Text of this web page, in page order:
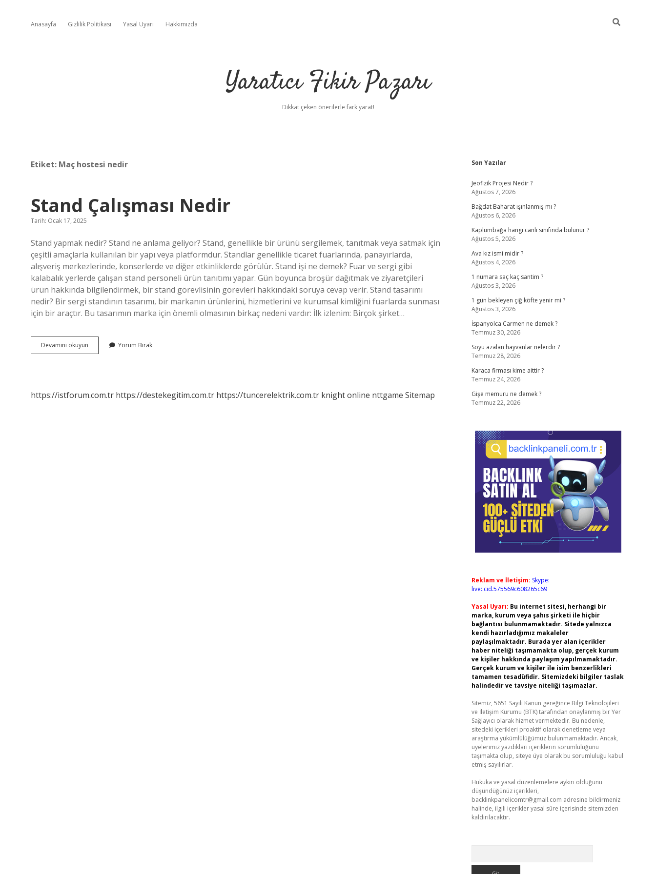
Anasayfa Gizlilik Politikası Yasal Uyarı Hakkımızda
Yaratıcı Fikir Pazarı
Dikkat çeken önerilerle fark yarat!
Etiket: Maç hostesi nedir
Stand Çalışması Nedir
Tarih: Ocak 17, 2025
Stand yapmak nedir? Stand ne anlama geliyor? Stand, genellikle bir ürünü sergilemek, tanıtmak veya satmak için
çeşitli amaçlarla kullanılan bir yapı veya platformdur. Standlar genellikle ticaret fuarlarında, panayırlarda,
alışveriş merkezlerinde, konserlerde ve diğer etkinliklerde görülür. Stand işi ne demek? Fuar ve sergi gibi
kalabalık yerlerde çalışan stand personeli ürün tanıtımı yapar. Gün boyunca broşür dağıtmak ve ziyaretçileri
ürün hakkında bilgilendirmek, bir stand görevlisinin görevleri hakkındaki soruya cevap verir. Stand tasarımı
nedir? Bir sergi standının tasarımı, bir markanın ürünlerini, hizmetlerini ve kurumsal kimliğini fuarlarda sunması
için bir araçtır. Bu tasarımın marka için önemli olmasının birkaç nedeni vardır: İlk izlenim: Birçok şirket…
Devamını okuyun
Çalışması
Yorum Bırak
https://istforum.com.tr https://destekegitim.com.tr https://tuncerelektrik.com.tr knight online nttgame Sitemap
Sidebar
Son Yazılar
Jeofizik Projesi Nedir ?
Ağustos 7, 2026
Bağdat Baharat ışınlanmış mı ?
Ağustos 6, 2026
Kaplumbağa hangi canlı sınıfında bulunur ?
Ağustos 5, 2026
Ava kız ismi midir ?
Ağustos 4, 2026
1 numara saç kaç santim ?
Ağustos 3, 2026
1 gün bekleyen çiğ köfte yenir mi ?
Ağustos 3, 2026
İspanyolca Carmen ne demek ?
Temmuz 30, 2026
Soyu azalan hayvanlar nelerdir ?
Temmuz 28, 2026
Karaca firması kime aittir ?
Temmuz 24, 2026
Gişe memuru ne demek ?
Temmuz 22, 2026
Reklam ve İletişim: Skype:
live:.cid.575569c608265c69
Yasal Uyarı: Bu internet sitesi, herhangi bir
marka, kurum veya şahıs şirketi ile hiçbir
bağlantısı bulunmamaktadır. Sitede yalnızca
kendi hazırladığımız makaleler
paylaşılmaktadır. Burada yer alan içerikler
haber niteliği taşımamakta olup, gerçek kurum
ve kişiler hakkında paylaşım yapılmamaktadır.
Gerçek kurum ve kişiler ile isim benzerlikleri
tamamen tesadüfidir. Sitemizdeki bilgiler taslak
halindedir ve tavsiye niteliği taşımazlar.
Sitemiz, 5651 Sayılı Kanun gereğince Bilgi Teknolojileri
ve İletişim Kurumu (BTK) tarafından onaylanmış bir Yer
Sağlayıcı olarak hizmet vermektedir. Bu nedenle,
sitedeki içerikleri proaktif olarak denetleme veya
araştırma yükümlülüğümüz bulunmamaktadır. Ancak,
üyelerimiz yazdıkları içeriklerin sorumluluğunu
taşımakta olup, siteye üye olarak bu sorumluluğu kabul
etmiş sayılırlar.
Hukuka ve yasal düzenlemelere aykırı olduğunu
düşündüğünüz içerikleri,
backlinkpanelicomtr@gmail.com adresine bildirmeniz
halinde, ilgili içerikler yasal süre içerisinde sitemizden
kaldırılacaktır.
grandoperabet giriş